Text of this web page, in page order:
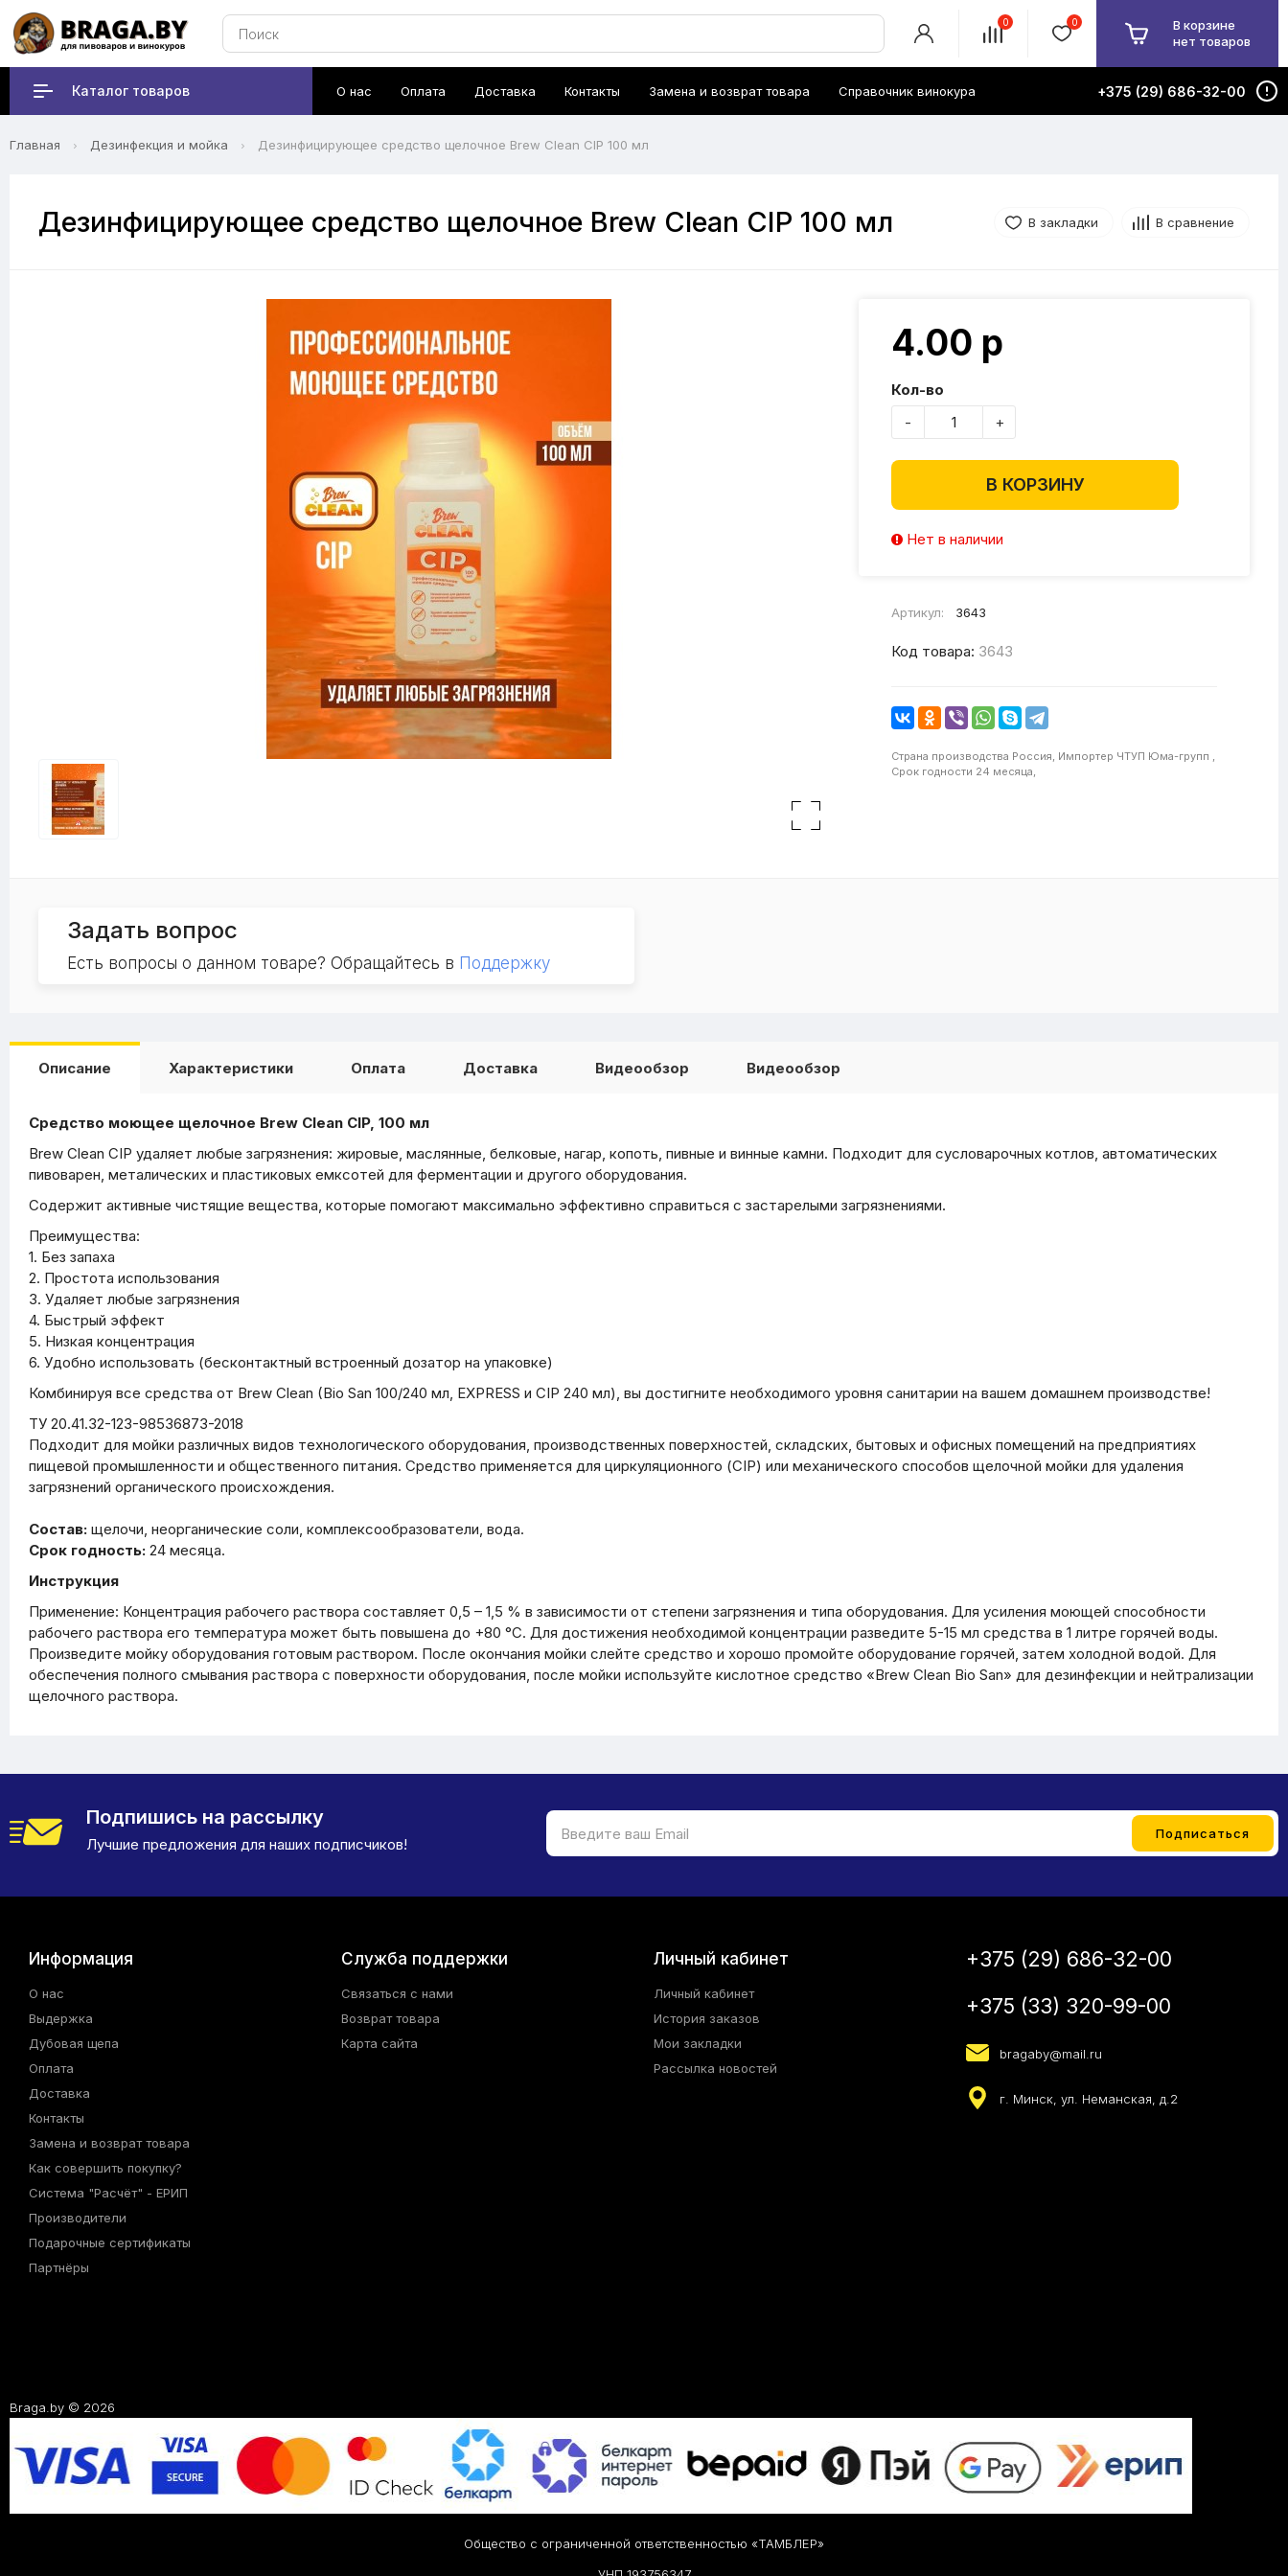
0 0
В корзине
нет товаров
Каталог товаров О нас Оплата Доставка Контакты Замена и возврат товара Справочник винокура +375 (29) 686-32-00
Главная Дезинфекция и мойка Дезинфицирующее средство щелочное Brew Clean CIP 100 мл
Дезинфицирующее средство щелочное Brew Clean CIP 100 мл В закладки В сравнение
4.00 р
Кол-во
-
+
В КОРЗИНУ
Нет в наличии
Артикул: 3643
Код товара: 3643
Страна производства Россия, Импортер ЧТУП Юма-групп ,
Срок годности 24 месяца,
Задать вопрос
Есть вопросы о данном товаре? Обращайтесь в Поддержку
Описание Характеристики Оплата Доставка Видеообзор Видеообзор
Средство моющее щелочное Brew Clean CIP, 100 мл
Brew Clean CIP удаляет любые загрязнения: жировые, маслянные, белковые, нагар, копоть, пивные и винные камни. Подходит для сусловарочных котлов, автоматических
пивоварен, металических и пластиковых емксотей для ферментации и другого оборудования.
Содержит активные чистящие вещества, которые помогают максимально эффективно справиться с застарелыми загрязнениями.
Преимущества:
1. Без запаха
2. Простота использования
3. Удаляет любые загрязнения
4. Быстрый эффект
5. Низкая концентрация
6. Удобно использовать (бесконтактный встроенный дозатор на упаковке)
Комбинируя все средства от Brew Clean (Bio San 100/240 мл, EXPRESS и CIP 240 мл), вы достигните необходимого уровня санитарии на вашем домашнем производстве!
ТУ 20.41.32-123-98536873-2018
Подходит для мойки различных видов технологического оборудования, производственных поверхностей, складских, бытовых и офисных помещений на предприятиях
пищевой промышленности и общественного питания. Средство применяется для циркуляционного (CIP) или механического способов щелочной мойки для удаления
загрязнений органического происхождения.
Состав: щелочи, неорганические соли, комплексообразователи, вода.
Срок годность: 24 месяца.
Инструкция
Применение: Концентрация рабочего раствора составляет 0,5 – 1,5 % в зависимости от степени загрязнения и типа оборудования. Для усиления моющей способности
рабочего раствора его температура может быть повышена до +80 °С. Для достижения необходимой концентрации разведите 5-15 мл средства в 1 литре горячей воды.
Произведите мойку оборудования готовым раствором. После окончания мойки слейте средство и хорошо промойте оборудование горячей, затем холодной водой. Для
обеспечения полного смывания раствора с поверхности оборудования, после мойки используйте кислотное средство «Brew Clean Bio San» для дезинфекции и нейтрализации
щелочного раствора.
Подпишись на рассылку
Лучшие предложения для наших подписчиков!
Информация
О нас
Выдержка
Дубовая щепа
Оплата
Доставка
Контакты
Замена и возврат товара
Как совершить покупку?
Система "Расчёт" - ЕРИП
Производители
Подарочные сертификаты
Партнёры
Служба поддержки
Связаться с нами
Возврат товара
Карта сайта
Личный кабинет
Личный кабинет
История заказов
Мои закладки
Рассылка новостей
+375 (29) 686-32-00
+375 (33) 320-99-00
bragaby@mail.ru
г. Минск, ул. Неманская, д.2
Braga.by © 2026
Общество с ограниченной ответственностью «ТАМБЛЕР»